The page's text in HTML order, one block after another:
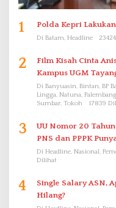
1 Polda Kepri
Di Batam, Headline
2
Film Kisah Cinta
Kampus UGM
Di Banyuasin, Bintan, BP
Lingga, Natuna,
Sumbar, Tokoh
17839
3
UU Nomor 20
PNS dan PPPK
Di Headline, Nasional,
Dilihat
4
Single Salary ASN,
Hilang?